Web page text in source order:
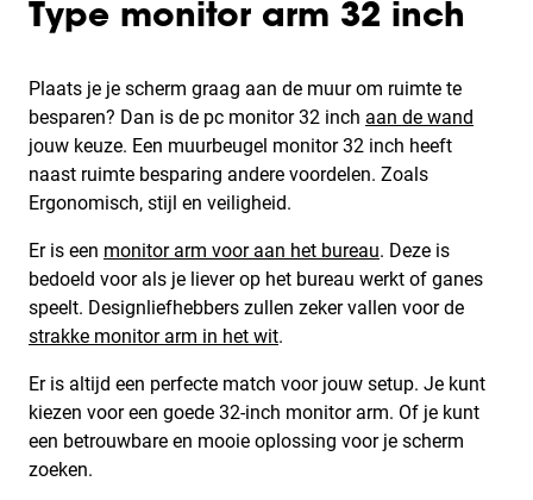
Type monitor arm 32 inch
Plaats je je scherm graag aan de muur om ruimte te
besparen? Dan is de pc monitor 32 inch aan de wand
jouw keuze. Een muurbeugel monitor 32 inch heeft
naast ruimte besparing andere voordelen. Zoals
Ergonomisch, stijl en veiligheid.
Er is een monitor arm voor aan het bureau. Deze is
bedoeld voor als je liever op het bureau werkt of ganes
speelt. Designliefhebbers zullen zeker vallen voor de
strakke monitor arm in het wit.
Er is altijd een perfecte match voor jouw setup. Je kunt
kiezen voor een goede 32-inch monitor arm. Of je kunt
een betrouwbare en mooie oplossing voor je scherm
zoeken.